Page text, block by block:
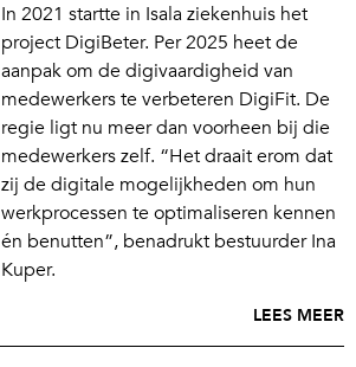
In 2021 startte in Isala ziekenhuis het
project DigiBeter. Per 2025 heet de
aanpak om de digivaardigheid van
medewerkers te verbeteren DigiFit. De
regie ligt nu meer dan voorheen bij die
medewerkers zelf. “Het draait erom dat
zij de digitale mogelijkheden om hun
werkprocessen te optimaliseren kennen
én benutten”, benadrukt bestuurder Ina
Kuper.
LEES MEER